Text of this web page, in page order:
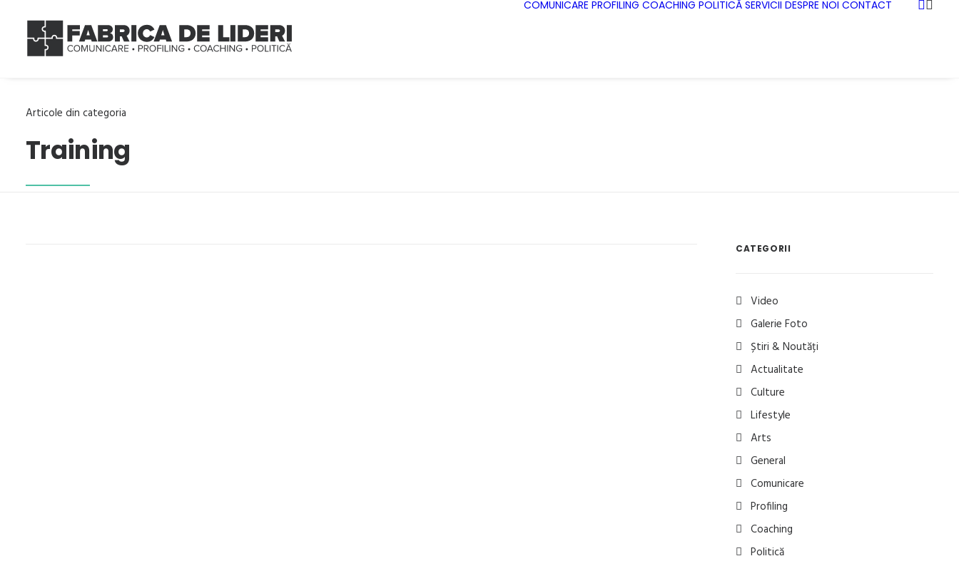
COMUNICARE PROFILING COACHING POLITICĂ SERVICII DESPRE NOI CONTACT
Articole din categoria
Training
CATEGORII
Video
Galerie Foto
Știri & Noutăți
Actualitate
Culture
Lifestyle
Arts
General
Comunicare
Profiling
Coaching
Politică